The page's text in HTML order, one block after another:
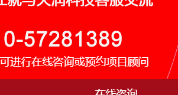
116个
网站运维托管
19个
手机APP开发